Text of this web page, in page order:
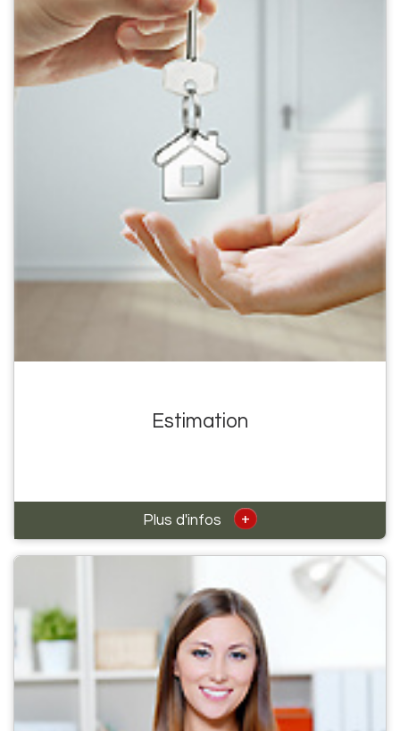
Estimation
Plus d'infos +